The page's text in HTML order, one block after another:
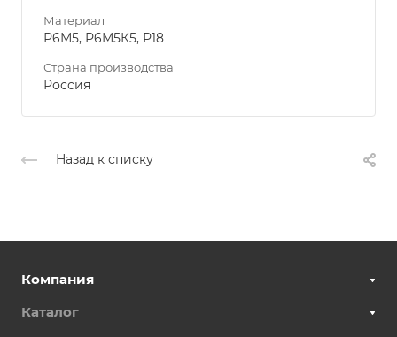
Материал
Р6М5, Р6М5К5, Р18
Страна производства
Россия
Назад к списку
Компания
Каталог